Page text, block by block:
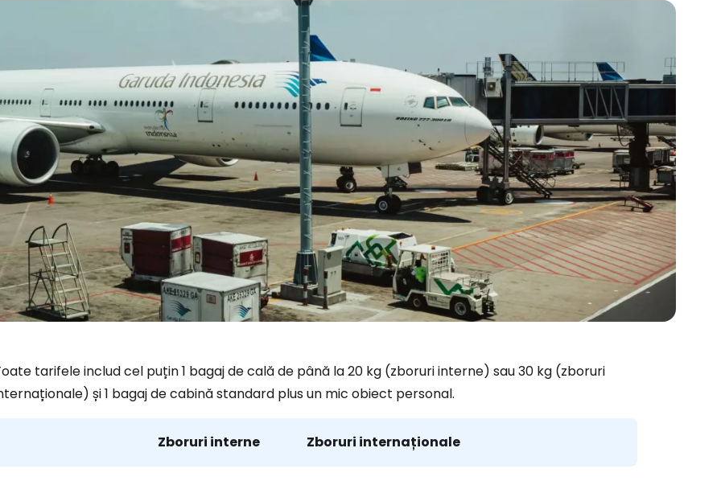
tarifele includ cel puțin 1 bagaj de cală de până la 20 kg (zboruri interne) sau 30 kg (zboruri
și 1 bagaj de cabină standard plus un mic obiect personal.
Zboruri interne Zboruri internaționale